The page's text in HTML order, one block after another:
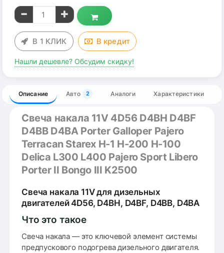
В 1 КЛИК В кредит
Нашли дешевле? Обсудим скидку!
Описание Авто 2 Аналоги Характеристики
Свеча накала 11V 4D56 D4BH D4BF
D4BB D4BA Porter Galloper Pajero
Terracan Starex H-1 H-200 H-100
Delica L300 L400 Pajero Sport Libero
Porter II Bongo III K2500
Свеча накала 11V для дизельных
двигателей 4D56, D4BH, D4BF, D4BB, D4BA
Что это такое
Свеча накала — это ключевой элемент системы
предпускового подогрева дизельного двигателя.